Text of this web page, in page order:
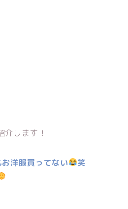
します！
洋服買ってない
笑